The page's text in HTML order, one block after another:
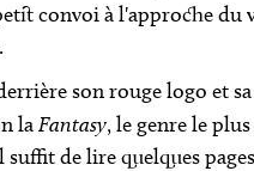
convoi à l'approche du
son rouge logo et
laFantasy, le genre le
de lire quelques